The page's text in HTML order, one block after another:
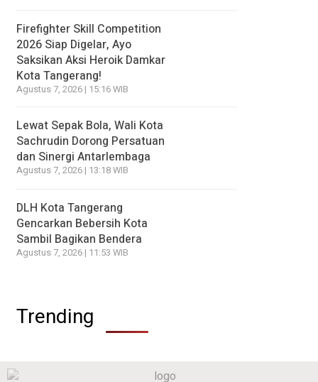
Firefighter Skill Competition
2026 Siap Digelar, Ayo
Saksikan Aksi Heroik Damkar
Kota Tangerang!
Agustus 7, 2026 | 15:16 WIB
Lewat Sepak Bola, Wali Kota
Sachrudin Dorong Persatuan
dan Sinergi Antarlembaga
Agustus 7, 2026 | 13:18 WIB
DLH Kota Tangerang
Gencarkan Bebersih Kota
Sambil Bagikan Bendera
Agustus 7, 2026 | 11:53 WIB
Trending